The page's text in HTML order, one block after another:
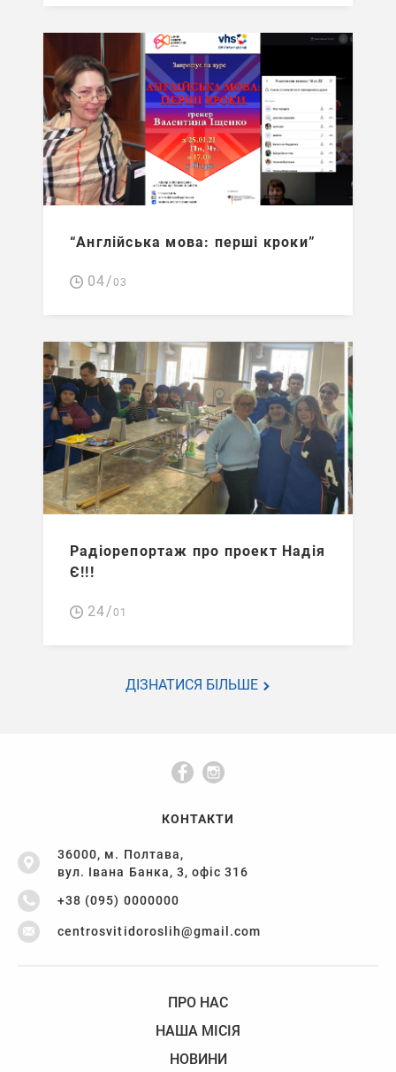
“Англійська мова: перші кроки”
04/03
Радіорепортаж про проект Надія
Є!!!
24/01
ДІЗНАТИСЯ БІЛЬШЕ
КОНТАКТИ
36000, м. Полтава,
вул. Івана Банка, 3, офіс 316
+38 (095) 0000000
centrosvitidoroslih@gmail.com
ПРО НАС
НАША МІСІЯ
НОВИНИ